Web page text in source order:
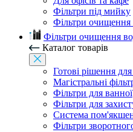
Фільтри під мийку
Фільтри очищення
Фільтри очищення
Каталог товарів
Готові рішення
Магістральні
Фільтри для ванної
Фільтри для
Система
Фільтри